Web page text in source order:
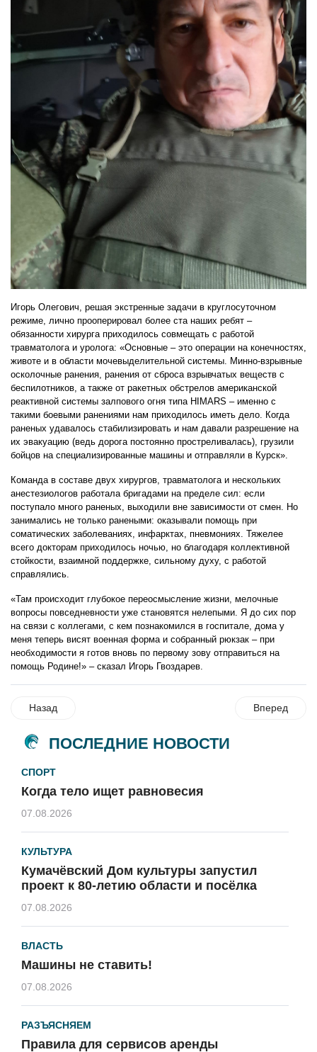
Игорь Олегович, решая экстренные задачи в круглосуточном
режиме, лично прооперировал более ста наших ребят –
обязанности хирурга приходилось совмещать с работой
травматолога и уролога: «Основные – это операции на конечностях,
животе и в области мочевыделительной системы. Минно-взрывные
осколочные ранения, ранения от сброса взрывчатых веществ с
беспилотников, а также от ракетных обстрелов американской
реактивной системы залпового огня типа HIMARS – именно с
такими боевыми ранениями нам приходилось иметь дело. Когда
раненых удавалось стабилизировать и нам давали разрешение на
их эвакуацию (ведь дорога постоянно простреливалась), грузили
бойцов на специализированные машины и отправляли в Курск».
Команда в составе двух хирургов, травматолога и нескольких
анестезиологов работала бригадами на пределе сил: если
поступало много раненых, выходили вне зависимости от смен. Но
занимались не только ранеными: оказывали помощь при
соматических заболеваниях, инфарктах, пневмониях. Тяжелее
всего докторам приходилось ночью, но благодаря коллективной
стойкости, взаимной поддержке, сильному духу, с работой
справлялись.
«Там происходит глубокое переосмысление жизни, мелочные
вопросы повседневности уже становятся нелепыми. Я до сих пор
на связи с коллегами, с кем познакомился в госпитале, дома у
меня теперь висят военная форма и собранный рюкзак – при
необходимости я готов вновь по первому зову отправиться на
помощь Родине!» – сказал Игорь Гвоздарев.
Назад Вперед
ПОСЛЕДНИЕ НОВОСТИ
СПОРТ
Когда тело ищет равновесия
07.08.2026
КУЛЬТУРА
Кумачёвский Дом культуры запустил
проект к 80-летию области и посёлка
07.08.2026
ВЛАСТЬ
Машины не ставить!
07.08.2026
РАЗЪЯСНЯЕМ
Правила для сервисов аренды